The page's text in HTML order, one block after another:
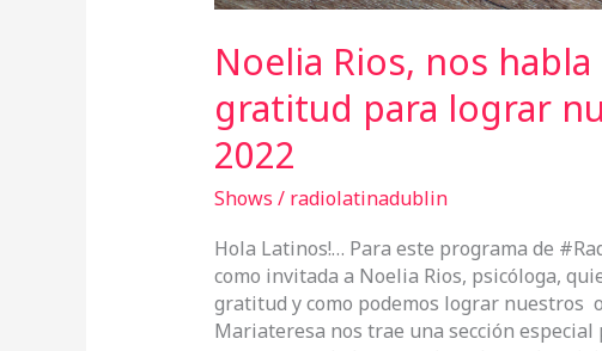
Noelia Rios, nos
gratitud para lograr
2022
Shows / radiolatinadublin
Hola Latinos!… Para este programa de
como invitada a Noelia Rios, psicóloga,
gratitud y como podemos lograr nuestros
Mariateresa nos trae una sección